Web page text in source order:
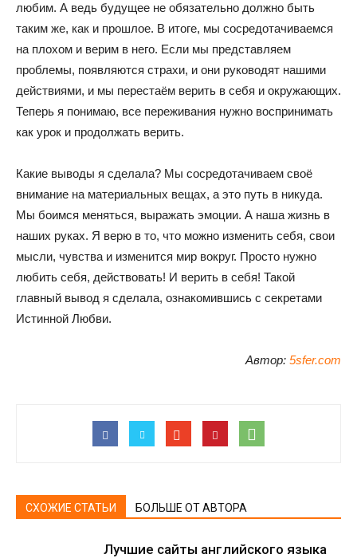
любим. А ведь будущее не обязательно должно быть
таким же, как и прошлое. В итоге, мы сосредотачиваемся
на плохом и верим в него. Если мы представляем
проблемы, появляются страхи, и они руководят нашими
действиями, и мы перестаём верить в себя и окружающих.
Теперь я понимаю, все переживания нужно воспринимать
как урок и продолжать верить.
Какие выводы я сделала? Мы сосредотачиваем своё
внимание на материальных вещах, а это путь в никуда.
Мы боимся меняться, выражать эмоции. А наша жизнь в
наших руках. Я верю в то, что можно изменить себя, свои
мысли, чувства и изменится мир вокруг. Просто нужно
любить себя, действовать! И верить в себя! Такой
главный вывод я сделала, ознакомившись с секретами
Истинной Любви.
Автор: 5sfer.com
СХОЖИЕ СТАТЬИ БОЛЬШЕ ОТ АВТОРА
Лучшие сайты английского языка